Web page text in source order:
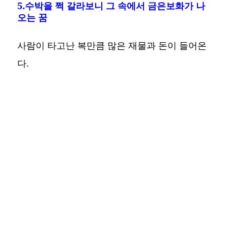
5.수박을 쩍 갈라보니 그 속에서 금은보화가 나
오는 꿈
사람이 타고난 복만큼 많은 재물과 돈이 들어온
다.